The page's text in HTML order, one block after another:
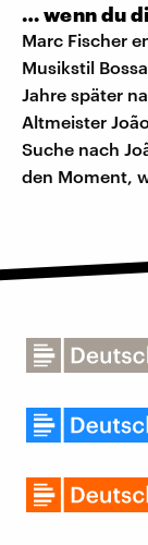
… wenn du
Marc Fischer
Musikstil
Jahre später
Altmeister
Suche nach
den Moment,